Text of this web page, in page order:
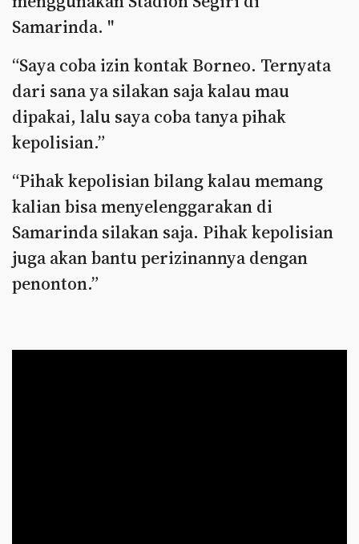
Samarinda. "
“Saya coba izin kontak Borneo. Ternyata
dari sana ya silakan saja kalau mau
dipakai, lalu saya coba tanya pihak
kepolisian.”
“Pihak kepolisian bilang kalau memang
kalian bisa menyelenggarakan di
Samarinda silakan saja. Pihak kepolisian
juga akan bantu perizinannya dengan
penonton.”